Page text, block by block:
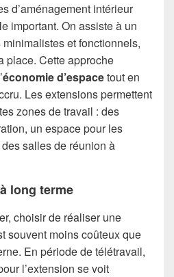
d’aménagement intérieur
important. On assiste à un
et fonctionnels,
place. Cette approche
économie d’espacetout en
Les extensions permettent
zones de travail : des
un espace pour les
salles de réunion à
long terme
choisir de réaliser une
souvent moins coûteux que
En période de télétravail,
l’extension se voit